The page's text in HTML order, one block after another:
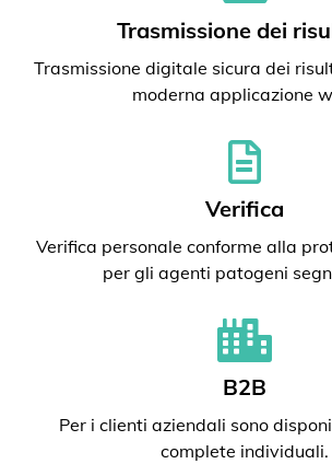
Trasmissione dei
Trasmissione digitale sicura dei
moderna applicazione
Verifica
Verifica personale conforme alla
per gli agenti patogeni
B2B
Per i clienti aziendali sono
complete individuali.